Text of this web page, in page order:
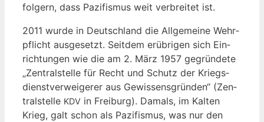
fol­gern, dass Pazi­fis­mus weit ver­brei­tet ist.
2011 wur­de in Deutsch­land die All­ge­mei­ne Wehr­
pflicht aus­ge­setzt. Seit­dem erüb­ri­gen sich Ein­
rich­tun­gen wie die am 2. März 1957 gegrün­de­te
„Zen­tral­stel­le für Recht und Schutz der Kriegs­
dienst­ver­wei­ge­rer aus Gewis­sens­grün­den“ (Zen­
tral­stel­le KDV in Frei­burg). Damals, im Kal­ten
Krieg, galt schon als Pazi­fis­mus, was nur den